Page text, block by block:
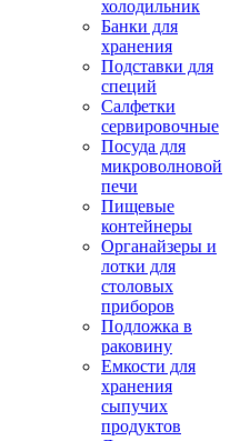
холодильник
Банки для
хранения
Подставки для
специй
Салфетки
сервировочные
Посуда для
микроволновой
печи
Пищевые
контейнеры
Органайзеры и
лотки для
столовых
приборов
Подложка в
раковину
Емкости для
хранения
сыпучих
продуктов